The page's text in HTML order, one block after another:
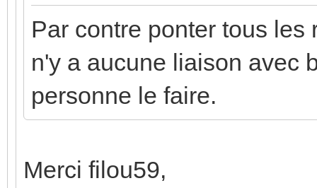
Par contre ponter tous
n'y a aucune liaison avec
personne le faire.
Merci filou59,